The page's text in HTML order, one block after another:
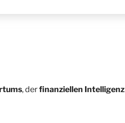
, derfinanziellen Intelligenz